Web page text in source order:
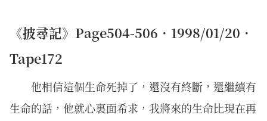
《披尋記》Page504-506．1998/01/20．
Tape172
他相信這個生命死掉了，還沒有終斷，還繼續有
生命的話，他就心裏面希求，我將來的生命比現在再